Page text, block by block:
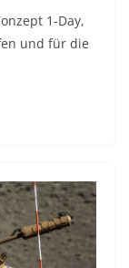
1-Day,
und für die